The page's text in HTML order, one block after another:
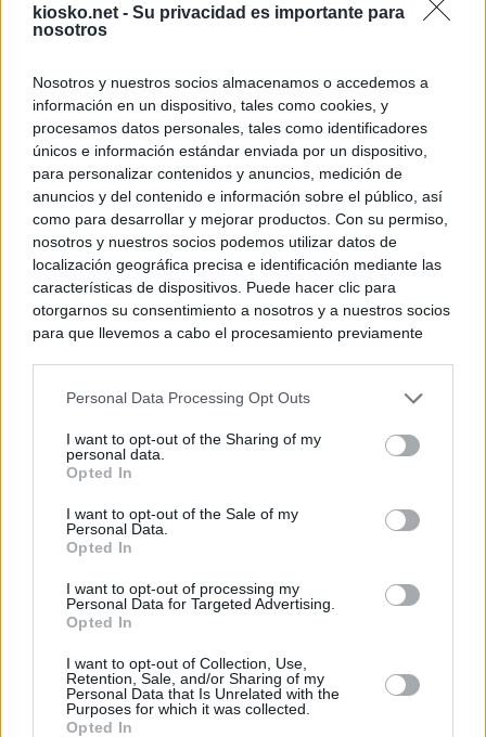
kiosko.net - Su privacidad es importante para
nosotros
Nosotros y nuestros socios almacenamos o accedemos a
información en un dispositivo, tales como cookies, y
procesamos datos personales, tales como identificadores
únicos e información estándar enviada por un dispositivo,
para personalizar contenidos y anuncios, medición de
anuncios y del contenido e información sobre el público, así
como para desarrollar y mejorar productos. Con su permiso,
nosotros y nuestros socios podemos utilizar datos de
localización geográfica precisa e identificación mediante las
características de dispositivos. Puede hacer clic para
otorgarnos su consentimiento a nosotros y a nuestros socios
para que llevemos a cabo el procesamiento previamente
negar su consentimiento. Tenga en cuenta que algún
de su consentimiento, pero usted tiene el derecho de
rechazar tal procesamiento. Sus preferencias se aplicarán
cualquier momento entrando de nuevo en este sitio web o
visitando nuestra política de privacidad.
Personal Data Processing Opt Outs
I want to opt-out of the Sharing of my
personal data.
Opted In
I want to opt-out of the Sale of my
Personal Data.
Opted In
I want to opt-out of processing my
Personal Data for Targeted Advertising.
Opted In
I want to opt-out of Collection, Use,
Retention, Sale, and/or Sharing of my
Personal Data that Is Unrelated with the
Purposes for which it was collected.
Opted In